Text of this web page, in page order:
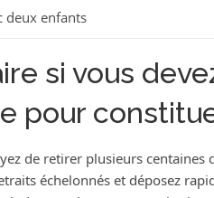
deux enfants
si vous
pour
de retirer plusieurs centaines
échelonnés et déposez